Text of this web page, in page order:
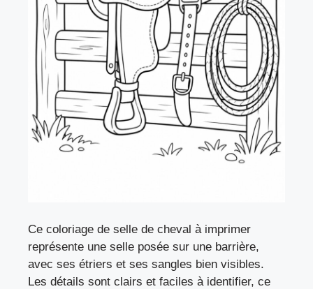
Ce coloriage de selle de cheval à imprimer
représente une selle posée sur une barrière,
avec ses étriers et ses sangles bien visibles.
Les détails sont clairs et faciles à identifier, ce